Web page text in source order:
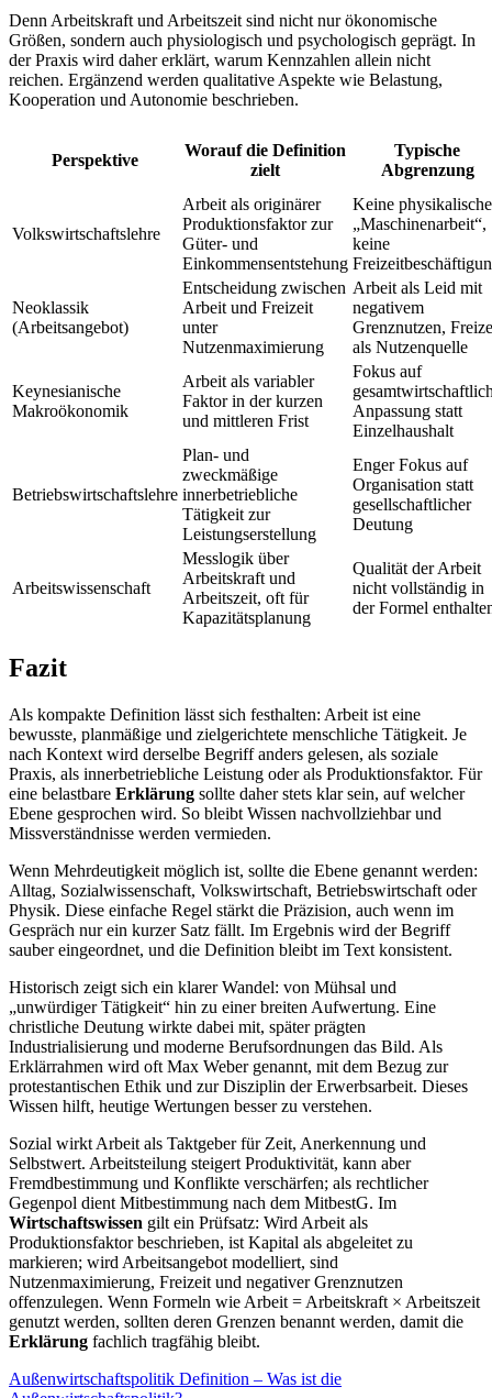
Denn Arbeitskraft und Arbeitszeit sind nicht nur ökonomische
Größen, sondern auch physiologisch und psychologisch geprägt. In
der Praxis wird daher erklärt, warum Kennzahlen allein nicht
reichen. Ergänzend werden qualitative Aspekte wie Belastung,
Kooperation und Autonomie beschrieben.
Perspektive
Worauf die Definition
zielt
Typische
Abgrenzung
Volkswirtschaftslehre
Arbeit als originärer
Produktionsfaktor zur
Güter- und
Einkommensentstehung
Keine physikalische
„Maschinenarbeit“,
keine
Neoklassik
(Arbeitsangebot)
Entscheidung zwischen
Arbeit und Freizeit
unter
Nutzenmaximierung
Arbeit als Leid mit
negativem
Grenznutzen,
als Nutzenquelle
Keynesianische
Makroökonomik
Arbeit als variabler
Faktor in der kurzen
und mittleren Frist
Fokus auf
Anpassung statt
Einzelhaushalt
Betriebswirtschaftslehre
Plan- und
zweckmäßige
innerbetriebliche
Tätigkeit zur
Leistungserstellung
Enger Fokus auf
Organisation statt
gesellschaftlicher
Deutung
Arbeitswissenschaft
Messlogik über
Arbeitskraft und
Arbeitszeit, oft für
Kapazitätsplanung
Qualität der Arbeit
nicht vollständig in
der Formel
Fazit
Als kompakte Definition lässt sich festhalten: Arbeit ist eine
bewusste, planmäßige und zielgerichtete menschliche Tätigkeit. Je
nach Kontext wird derselbe Begriff anders gelesen, als soziale
Praxis, als innerbetriebliche Leistung oder als Produktionsfaktor. Für
eine belastbare Erklärung sollte daher stets klar sein, auf welcher
Ebene gesprochen wird. So bleibt Wissen nachvollziehbar und
Missverständnisse werden vermieden.
Wenn Mehrdeutigkeit möglich ist, sollte die Ebene genannt werden:
Alltag, Sozialwissenschaft, Volkswirtschaft, Betriebswirtschaft oder
Physik. Diese einfache Regel stärkt die Präzision, auch wenn im
Gespräch nur ein kurzer Satz fällt. Im Ergebnis wird der Begriff
sauber eingeordnet, und die Definition bleibt im Text konsistent.
Historisch zeigt sich ein klarer Wandel: von Mühsal und
„unwürdiger Tätigkeit“ hin zu einer breiten Aufwertung. Eine
christliche Deutung wirkte dabei mit, später prägten
Industrialisierung und moderne Berufsordnungen das Bild. Als
Erklärrahmen wird oft Max Weber genannt, mit dem Bezug zur
protestantischen Ethik und zur Disziplin der Erwerbsarbeit. Dieses
Wissen hilft, heutige Wertungen besser zu verstehen.
Sozial wirkt Arbeit als Taktgeber für Zeit, Anerkennung und
Selbstwert. Arbeitsteilung steigert Produktivität, kann aber
Fremdbestimmung und Konflikte verschärfen; als rechtlicher
Gegenpol dient Mitbestimmung nach dem MitbestG. Im
Wirtschaftswissen gilt ein Prüfsatz: Wird Arbeit als
Produktionsfaktor beschrieben, ist Kapital als abgeleitet zu
markieren; wird Arbeitsangebot modelliert, sind
Nutzenmaximierung, Freizeit und negativer Grenznutzen
offenzulegen. Wenn Formeln wie Arbeit = Arbeitskraft × Arbeitszeit
genutzt werden, sollten deren Grenzen benannt werden, damit die
Erklärung fachlich tragfähig bleibt.
Außenwirtschaftspolitik Definition – Was ist die